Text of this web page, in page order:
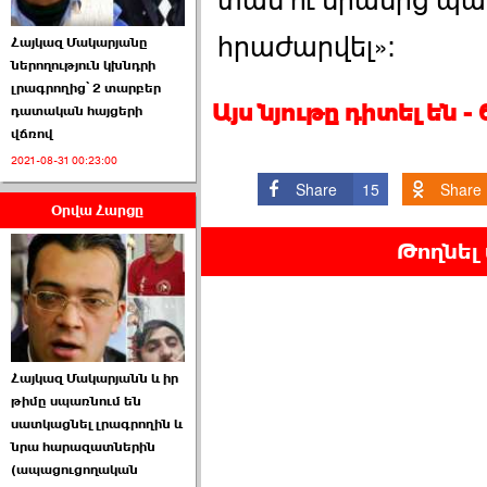
ՏԵՍԱՆՅՈՒԹ․ Ի՞նչ
իրավիճակ է այս ›››
2026-07-04 10:40:00
Սահմանադրական
դատարանը մերժեց ›››
2026-07-02 00:39:00
Հայկազ Մակարյանը
ներողություն կխնդրի
լրագրողից՝ 2 տարբեր
դատական հայցերի
վճռով
2021-08-31 00:23:00
Օրվա Հարցը
Հայկազ Մակարյանն և իր
թիմը սպառնում են
սատկացնել լրագրողին և
նրա հարազատներին
(ապացուցողական
հրաժարվել»։
Այս նյութը դիտել են
Share 15 Share
Թողնել